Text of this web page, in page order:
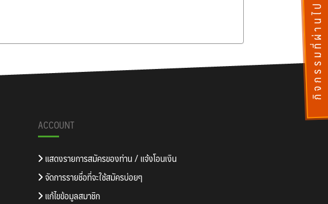
ACCOUNT
แสดงรายการสมัครของท่าน / แจ้งโอนเงิน
จัดการรายชื่อที่จะใช้สมัครบ่อยๆ
แก้ไขข้อมูลสมาชิก
กิ
จ
ก
ร
ร
ม
ที่
ผ่
า
น
ไ
ป
แ
ล้